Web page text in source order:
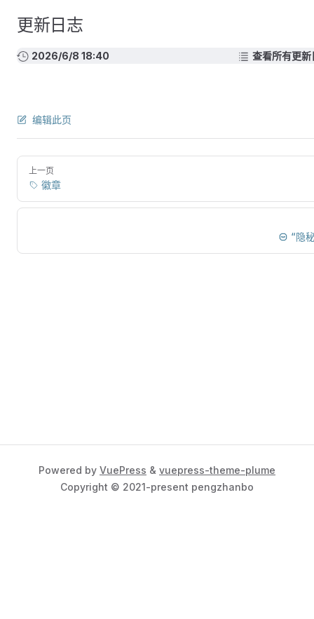
更新日志
2026/6/8 18:40 查看所有更新
编辑此页
上一页
徽章
“隐
Powered by VuePress & vuepress-theme-plume
Copyright © 2021-present pengzhanbo